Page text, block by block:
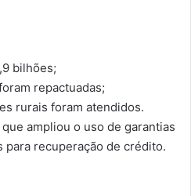
bilhões;
repactuadas;
rurais foram atendidos.
ampliou o uso de garantias
para recuperação de crédito.